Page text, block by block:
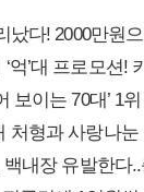
났다! 2000만원
억’대 프로모션!
보이는 70대’ 1
처형과 사랑나눈
백내장 유발한다